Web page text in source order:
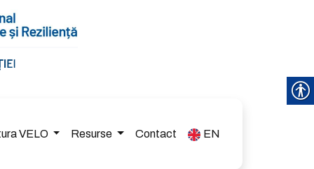
VELO Resurse Contact EN